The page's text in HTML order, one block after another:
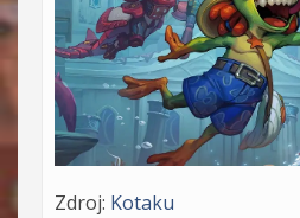
Zdroj: Kotaku